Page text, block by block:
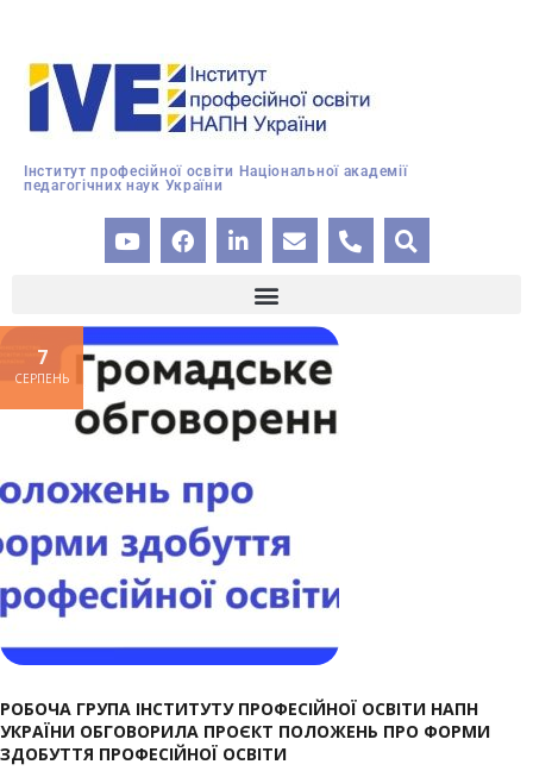
Інститут професійної освіти Національної академії
педагогічних наук України
РОБОЧА ГРУПА ІНСТИТУТУ ПРОФЕСІЙНОЇ ОСВІТИ НАПН
УКРАЇНИ ОБГОВОРИЛА ПРОЄКТ ПОЛОЖЕНЬ ПРО ФОРМИ
ЗДОБУТТЯ ПРОФЕСІЙНОЇ ОСВІТИ
7
СЕРПЕНЬ